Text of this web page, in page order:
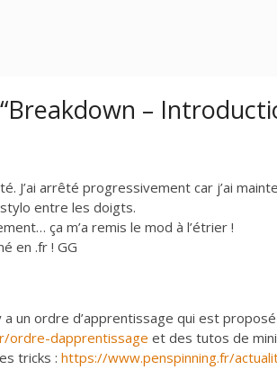
–
J’ai arrêté progressivement car j’ai
entre les doigts.
ça m’a remis le mod à l’étrier !
en .fr ! GG
un ordre d’apprentissage qui est proposé
ordre-dapprentissage et des tutos de
tricks : https://www.penspinning.fr/